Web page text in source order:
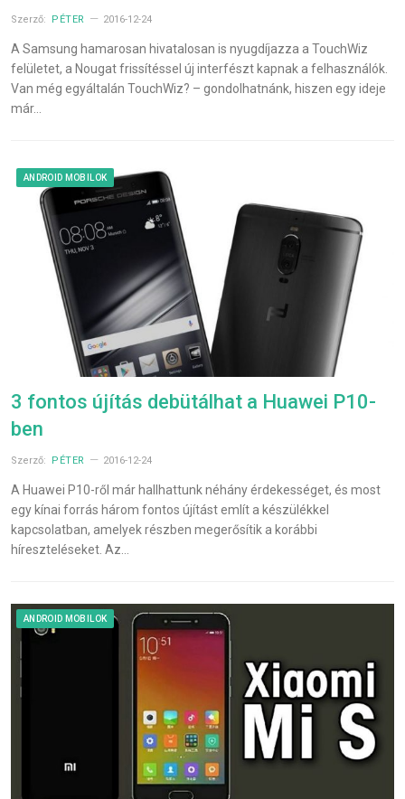
Szerző: PÉTER 2016-12-24
A Samsung hamarosan hivatalosan is nyugdíjazza a TouchWiz
felületet, a Nougat frissítéssel új interfészt kapnak a felhasználók.
Van még egyáltalán TouchWiz? – gondolhatnánk, hiszen egy ideje
már…
ANDROID MOBILOK
3 fontos újítás debütálhat a Huawei P10-
ben
Szerző: PÉTER 2016-12-24
A Huawei P10-ről már hallhattunk néhány érdekességet, és most
egy kínai forrás három fontos újítást említ a készülékkel
kapcsolatban, amelyek részben megerősítik a korábbi
híreszteléseket. Az…
ANDROID MOBILOK